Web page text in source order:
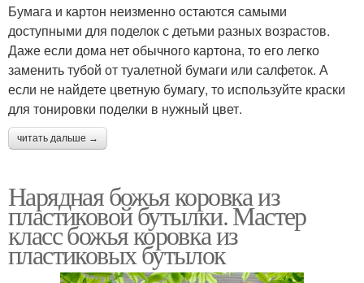
Бумага и картон неизменно остаются самыми
доступными для поделок с детьми разных возрастов.
Даже если дома нет обычного картона, то его легко
заменить тубой от туалетной бумаги или салфеток. А
если не найдете цветную бумагу, то используйте краски
для тонировки поделки в нужный цвет.
читать дальше →
Нарядная божья коровка из
пластиковой бутылки. Мастер
класс божья коровка из
пластиковых бутылок